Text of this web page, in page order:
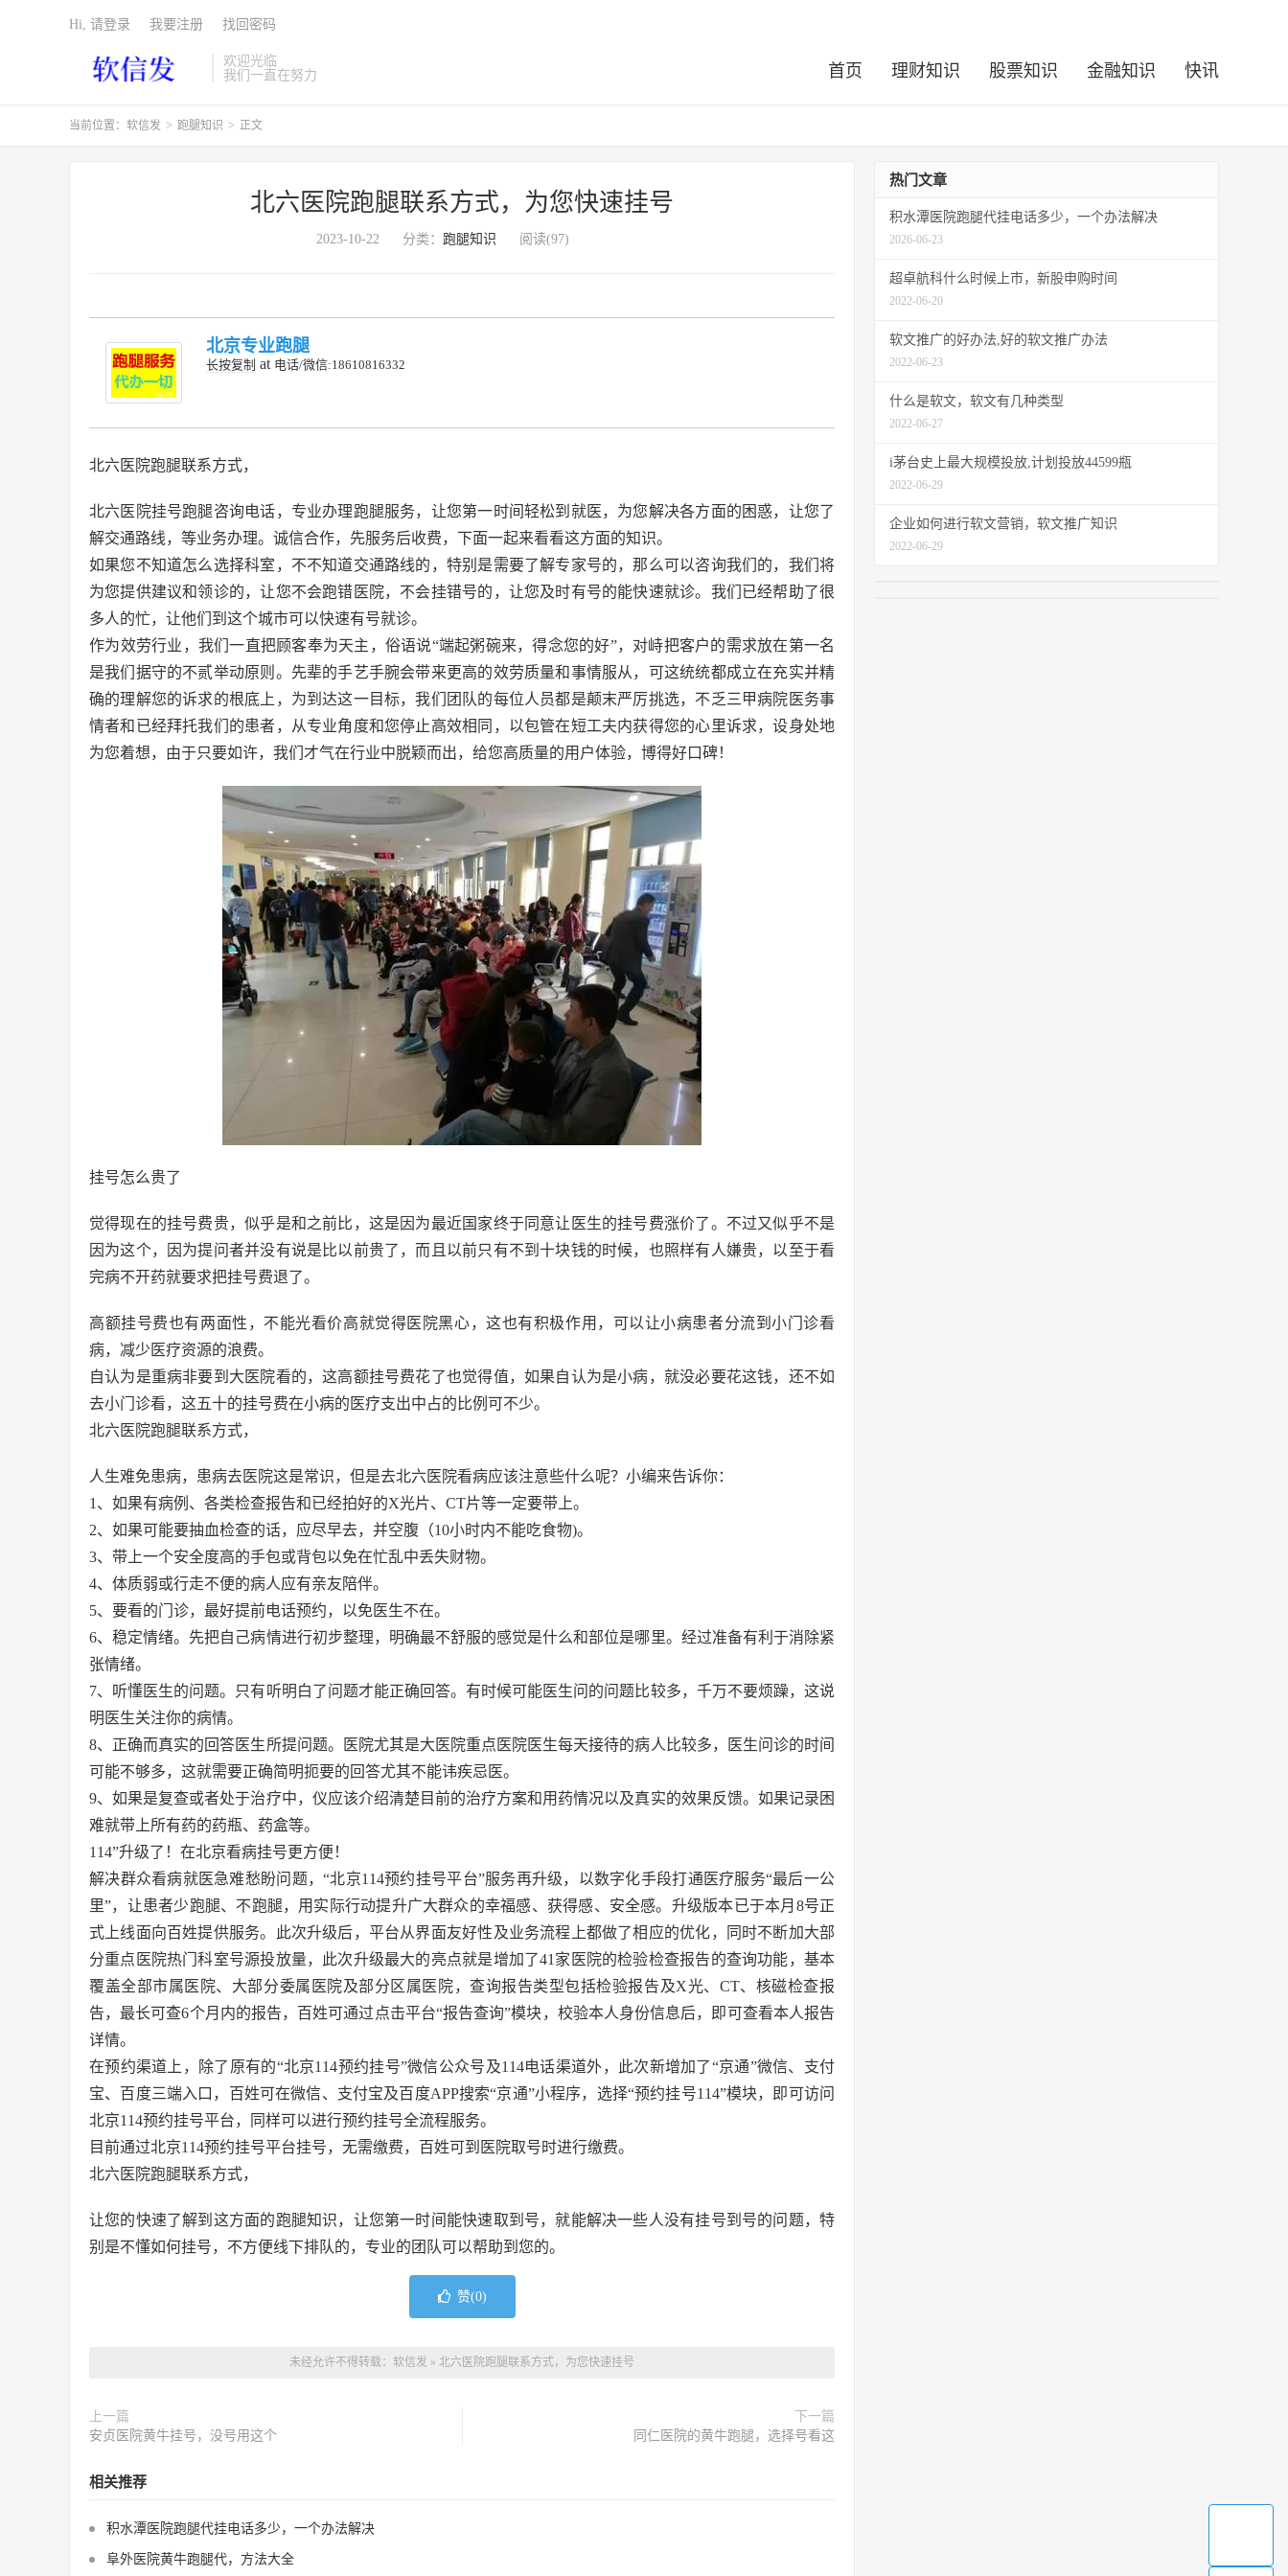
欢迎光临
我们一直在努力
首页 理财知识 股票知识 金融知识 快讯
Hi, 请登录 我要注册 找回密码
当前位置： 软信发 > 跑腿知识 > 正文
北六医院跑腿联系方式，为您快速挂号
2023-10-22 分类： 跑腿知识 阅读(97)
北京专业跑腿
长按复制 at 电话/微信:18610816332
北六医院跑腿联系方式，
北六医院挂号跑腿咨询电话，专业办理跑腿服务，让您第一时间轻松到就医，为您解决各方面的困惑，让您了
解交通路线，等业务办理。诚信合作，先服务后收费，下面一起来看看这方面的知识。
如果您不知道怎么选择科室，不不知道交通路线的，特别是需要了解专家号的，那么可以咨询我们的，我们将
为您提供建议和领诊的，让您不会跑错医院，不会挂错号的，让您及时有号的能快速就诊。我们已经帮助了很
多人的忙，让他们到这个城市可以快速有号就诊。
作为效劳行业，我们一直把顾客奉为天主，俗语说“端起粥碗来，得念您的好”，对峙把客户的需求放在第一名
是我们据守的不贰举动原则。先辈的手艺手腕会带来更高的效劳质量和事情服从，可这统统都成立在充实并精
确的理解您的诉求的根底上，为到达这一目标，我们团队的每位人员都是颠末严厉挑选，不乏三甲病院医务事
情者和已经拜托我们的患者，从专业角度和您停止高效相同，以包管在短工夫内获得您的心里诉求，设身处地
为您着想，由于只要如许，我们才气在行业中脱颖而出，给您高质量的用户体验，博得好口碑！
挂号怎么贵了
觉得现在的挂号费贵，似乎是和之前比，这是因为最近国家终于同意让医生的挂号费涨价了。不过又似乎不是
因为这个，因为提问者并没有说是比以前贵了，而且以前只有不到十块钱的时候，也照样有人嫌贵，以至于看
完病不开药就要求把挂号费退了。
高额挂号费也有两面性，不能光看价高就觉得医院黑心，这也有积极作用，可以让小病患者分流到小门诊看
病，减少医疗资源的浪费。
自认为是重病非要到大医院看的，这高额挂号费花了也觉得值，如果自认为是小病，就没必要花这钱，还不如
去小门诊看，这五十的挂号费在小病的医疗支出中占的比例可不少。
北六医院跑腿联系方式，
人生难免患病，患病去医院这是常识，但是去北六医院看病应该注意些什么呢？小编来告诉你：
1、如果有病例、各类检查报告和已经拍好的X光片、CT片等一定要带上。
2、如果可能要抽血检查的话，应尽早去，并空腹（10小时内不能吃食物)。
3、带上一个安全度高的手包或背包以免在忙乱中丢失财物。
4、体质弱或行走不便的病人应有亲友陪伴。
5、要看的门诊，最好提前电话预约，以免医生不在。
6、稳定情绪。先把自己病情进行初步整理，明确最不舒服的感觉是什么和部位是哪里。经过准备有利于消除紧
张情绪。
7、听懂医生的问题。只有听明白了问题才能正确回答。有时候可能医生问的问题比较多，千万不要烦躁，这说
明医生关注你的病情。
8、正确而真实的回答医生所提问题。医院尤其是大医院重点医院医生每天接待的病人比较多，医生问诊的时间
可能不够多，这就需要正确简明扼要的回答尤其不能讳疾忌医。
9、如果是复查或者处于治疗中，仪应该介绍清楚目前的治疗方案和用药情况以及真实的效果反馈。如果记录困
难就带上所有药的药瓶、药盒等。
114”升级了！在北京看病挂号更方便！
解决群众看病就医急难愁盼问题，“北京114预约挂号平台”服务再升级，以数字化手段打通医疗服务“最后一公
里”，让患者少跑腿、不跑腿，用实际行动提升广大群众的幸福感、获得感、安全感。升级版本已于本月8号正
式上线面向百姓提供服务。此次升级后，平台从界面友好性及业务流程上都做了相应的优化，同时不断加大部
分重点医院热门科室号源投放量，此次升级最大的亮点就是增加了41家医院的检验检查报告的查询功能，基本
覆盖全部市属医院、大部分委属医院及部分区属医院，查询报告类型包括检验报告及X光、CT、核磁检查报
告，最长可查6个月内的报告，百姓可通过点击平台“报告查询”模块，校验本人身份信息后，即可查看本人报告
详情。
在预约渠道上，除了原有的“北京114预约挂号”微信公众号及114电话渠道外，此次新增加了“京通”微信、支付
宝、百度三端入口，百姓可在微信、支付宝及百度APP搜索“京通”小程序，选择“预约挂号114”模块，即可访问
北京114预约挂号平台，同样可以进行预约挂号全流程服务。
目前通过北京114预约挂号平台挂号，无需缴费，百姓可到医院取号时进行缴费。
北六医院跑腿联系方式，
让您的快速了解到这方面的跑腿知识，让您第一时间能快速取到号，就能解决一些人没有挂号到号的问题，特
别是不懂如何挂号，不方便线下排队的，专业的团队可以帮助到您的。
赞(0)
未经允许不得转载： 软信发 » 北六医院跑腿联系方式，为您快速挂号
上一篇
安贞医院黄牛挂号，没号用这个
下一篇
同仁医院的黄牛跑腿，选择号看这
相关推荐
积水潭医院跑腿代挂电话多少，一个办法解决
阜外医院黄牛跑腿代，方法大全
热门文章
积水潭医院跑腿代挂电话多少，一个办法解决
2026-06-23
超卓航科什么时候上市，新股申购时间
2022-06-20
软文推广的好办法,好的软文推广办法
2022-06-23
什么是软文，软文有几种类型
2022-06-27
i茅台史上最大规模投放,计划投放44599瓶
2022-06-29
企业如何进行软文营销，软文推广知识
2022-06-29